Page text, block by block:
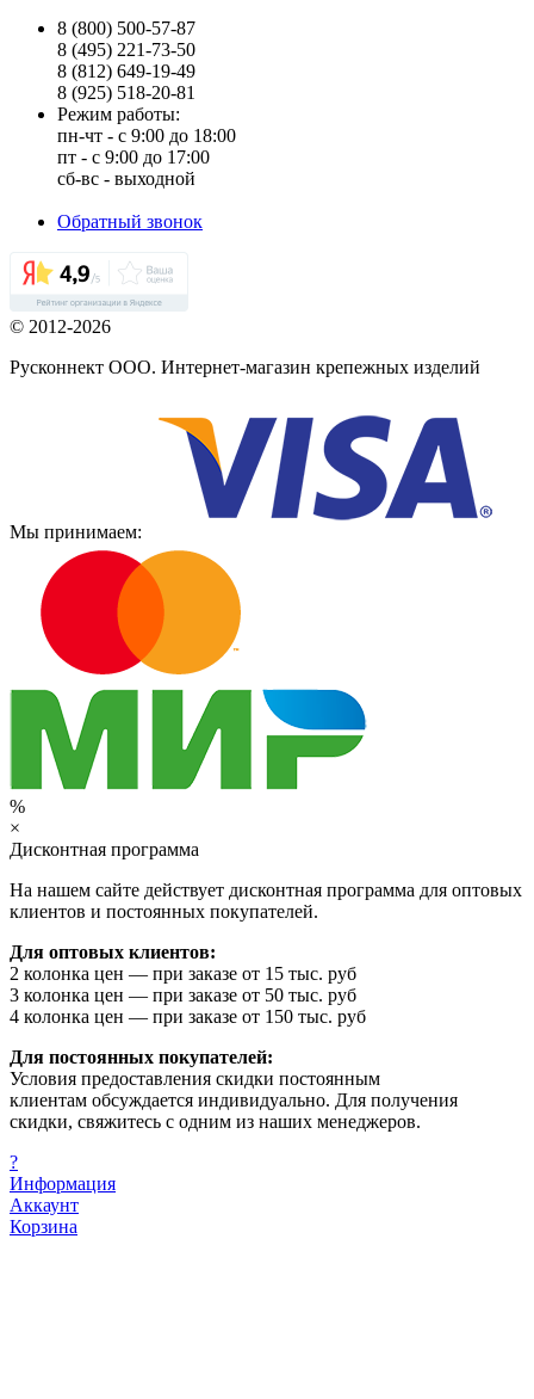
8 (800) 500-57-87
8 (495) 221-73-50
8 (812) 649-19-49
8 (925) 518-20-81
Режим работы:
пн-чт - с 9:00 до 18:00
пт - с 9:00 до 17:00
сб-вс - выходной
Обратный звонок
© 2012-2026
Русконнект ООО. Интернет-магазин крепежных изделий
Мы принимаем:
%
×
Дисконтная программа
На нашем сайте действует дисконтная программа для оптовых
клиентов и постоянных покупателей.
Для оптовых клиентов:
2 колонка цен — при заказе от 15 тыс. руб
3 колонка цен — при заказе от 50 тыс. руб
4 колонка цен — при заказе от 150 тыс. руб
Для постоянных покупателей:
Условия предоставления скидки постоянным
клиентам обсуждается индивидуально. Для получения
скидки, свяжитесь с одним из наших менеджеров.
?
Информация
Аккаунт
Корзина